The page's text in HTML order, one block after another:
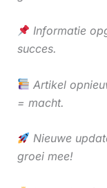
Informatie
succes.
Artikel
= macht.
Nieuwe
groei mee!